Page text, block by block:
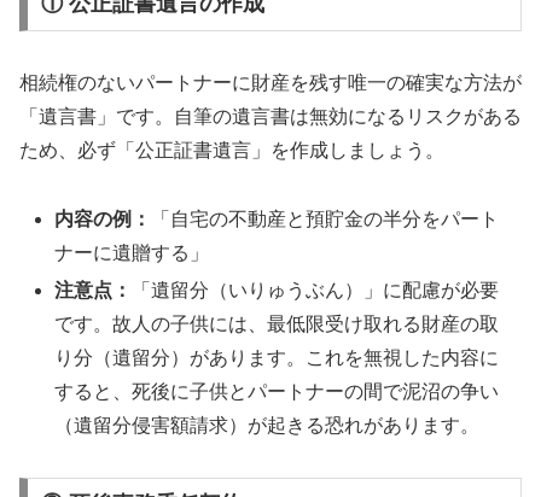
相続権のないパートナーに財産を残す唯一の確実な方法が
「遺言書」です。自筆の遺言書は無効になるリスクがある
ため、必ず「公正証書遺言」を作成しましょう。
内容の例：
「自宅の不動産と預貯金の半分をパート
ナーに遺贈する」
注意点：
「遺留分（いりゅうぶん）」に配慮が必要
です。故人の子供には、最低限受け取れる財産の取
り分（遺留分）があります。これを無視した内容に
すると、死後に子供とパートナーの間で泥沼の争い
（遺留分侵害額請求）が起きる恐れがあります。